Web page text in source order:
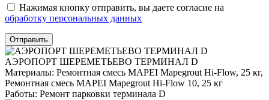
Нажимая кнопку отправить, вы даете согласие на
обработку персональных данных
Отправить
АЭРОПОРТ ШЕРЕМЕТЬЕВО ТЕРМИНАЛ D
Материалы: Ремонтная смесь MAPEI Mapegrout Hi-Flow, 25 кг,
Ремонтная смесь MAPEI Mapegrout Hi-Flow 10, 25 кг
Работы: Ремонт парковки терминала D